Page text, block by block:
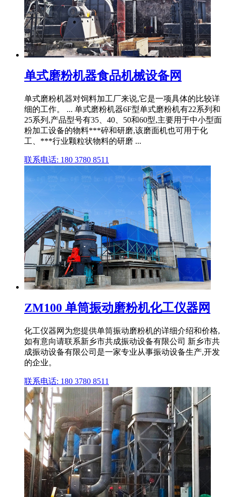
单式磨粉机器食品机械设备网
单式磨粉机器对饲料加工厂来说,它是一项具体的比较详
细的工作。 ... 单式磨粉机器6F型单式磨粉机有22系列和
25系列,产品型号有35、40、50和60型,主要用于中小型面
粉加工设备的物料***碎和研磨,该磨面机也可用于化
工、***行业颗粒状物料的研磨 ...
联系电话: 180 3780 8511
ZM100 单筒振动磨粉机化工仪器网
化工仪器网为您提供单筒振动磨粉机的详细介绍和价格,
如有意向请联系新乡市共成振动设备有限公司 新乡市共
成振动设备有限公司是一家专业从事振动设备生产,开发
的企业。
联系电话: 180 3780 8511